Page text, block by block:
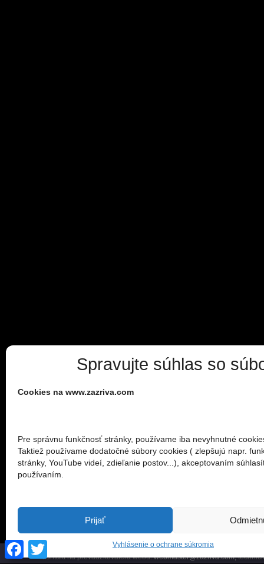
Spravujte súhlas so
Cookies na www.zazriva.com
Pre správnu funkčnosť stránky, používame iba nevyhnutné
Taktiež používame dodatočné súbory cookies ( zlepšujú napr.
stránky, YouTube videí, zdieľanie postov...), akceptovaním
používaním.
Prijať
Vyhlásenie o ochrane súkromia
Oficiálna stránka obce Zázrivá Obec Zázrivá, Stred 409, 027 05
kontakt na prevádzkovateľa webu:webmaster@zazriva.com,
Facebook